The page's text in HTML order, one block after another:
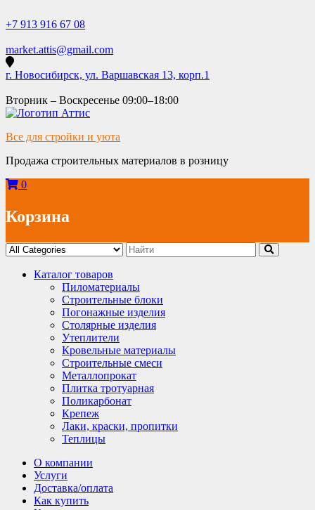
to
+7 913 916 67 08
market.attis@gmail.com
г. Новосибирск, ул. Варшавская 13, корп.1
Вторник – Воскресенье 09:00–18:00
Все для стройки и уюта
Продажа строительных материалов в розницу
0
Корзина
Каталог товаров
Пиломатериалы
Строительные блоки
Погонажные изделия
Столярные изделия
Утеплители
Кровельные материалы
Строительные смеси
Металлопрокат
Плитка тротуарная
Поликарбонат
Крепеж
Лаки, краски, пропитки
Теплицы
О компании
Услуги
Доставка/оплата
Как купить